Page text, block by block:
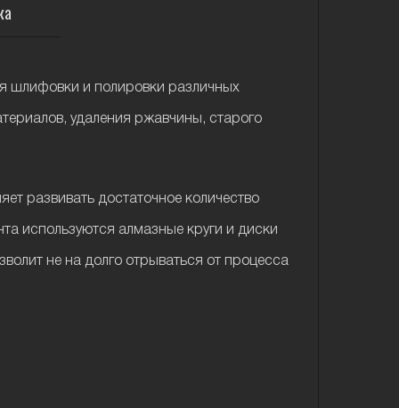
шлифовки и полировки различных
удаления ржавчины, старого
развивать достаточное количество
используются алмазные круги и диски
не на долго отрываться от процесса